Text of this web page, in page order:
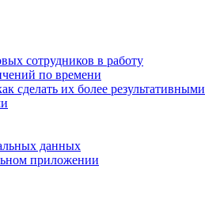
сотрудников в работу
по времени
сделать их более результативными
данных
приложении